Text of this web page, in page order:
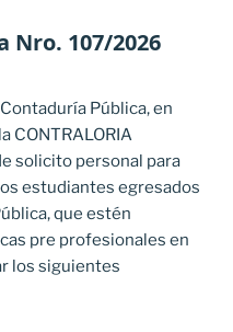
Nro. 107/2026
Pública, en
CONTRALORIA
solicito personal para
estudiantes egresados
que estén
pre profesionales en
los siguientes